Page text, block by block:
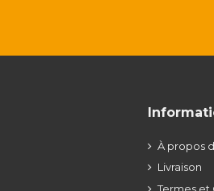
À propos
Livraison